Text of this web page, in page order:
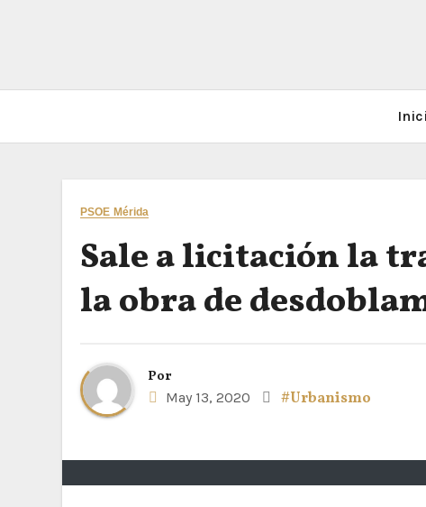
PSOE Mérida
Sale a licitación la
la obra de
Por
May 13, 2020
#Urbanismo